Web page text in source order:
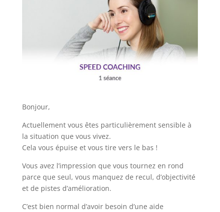
Bonjour,
Actuellement vous êtes particulièrement sensible à
la situation que vous vivez.
Cela vous épuise et vous tire vers le bas !
Vous avez l’impression que vous tournez en rond
parce que seul, vous manquez de recul, d’objectivité
et de pistes d’amélioration.
C’est bien normal d’avoir besoin d’une aide